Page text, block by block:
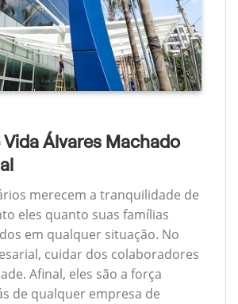
Álvares Machado
merecem a tranquilidade de
eles quanto suas famílias
em qualquer situação. No
cuidar dos colaboradores
Afinal, eles são a força
de qualquer empresa de